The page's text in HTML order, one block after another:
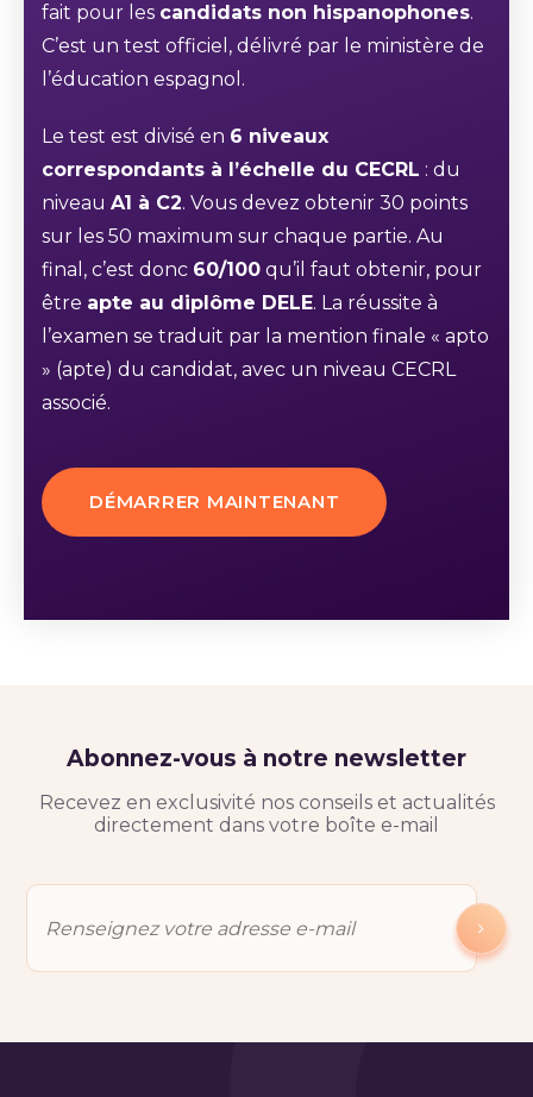
fait pour les candidats non hispanophones.
C’est un test officiel, délivré par le ministère de
l’éducation espagnol.
Le test est divisé en 6 niveaux
correspondants à l’échelle du CECRL : du
niveau A1 à C2. Vous devez obtenir 30 points
sur les 50 maximum sur chaque partie. Au
final, c’est donc 60/100 qu’il faut obtenir, pour
être apte au diplôme DELE. La réussite à
l’examen se traduit par la mention finale « apto
» (apte) du candidat, avec un niveau CECRL
associé.
DÉMARRER MAINTENANT
Abonnez-vous à notre newsletter
Recevez en exclusivité nos conseils et actualités
directement dans votre boîte e-mail